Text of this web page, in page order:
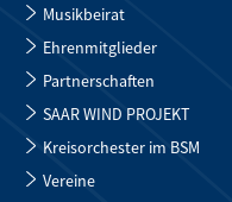
Musikbeirat
Ehrenmitglieder
Partnerschaften
SAAR WIND PROJEKT
Kreisorchester im BSM
Vereine